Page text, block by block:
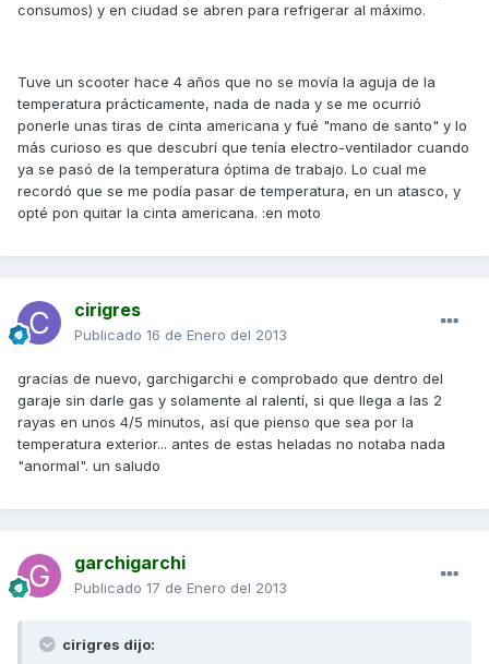
consumos) y en ciudad se abren para refrigerar al máximo.
Tuve un scooter hace 4 años que no se movía la aguja de la
temperatura prácticamente, nada de nada y se me ocurrió
ponerle unas tiras de cinta americana y fué "mano de santo" y lo
más curioso es que descubrí que tenía electro-ventilador cuando
ya se pasó de la temperatura óptima de trabajo. Lo cual me
recordó que se me podía pasar de temperatura, en un atasco, y
opté pon quitar la cinta americana. :en moto
cirigres
Publicado 16 de Enero del 2013
gracias de nuevo, garchigarchi e comprobado que dentro del
garaje sin darle gas y solamente al ralentí, si que llega a las 2
rayas en unos 4/5 minutos, así que pienso que sea por la
temperatura exterior... antes de estas heladas no notaba nada
"anormal". un saludo
garchigarchi
Publicado 17 de Enero del 2013
cirigres dijo: